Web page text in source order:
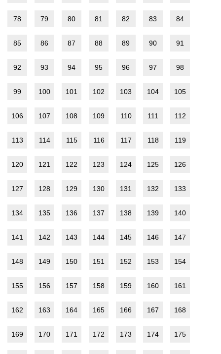
78 79 80 81 82 83 84
85 86 87 88 89 90 91
92 93 94 95 96 97 98
99 100 101 102 103 104 105
106 107 108 109 110 111 112
113 114 115 116 117 118 119
120 121 122 123 124 125 126
127 128 129 130 131 132 133
134 135 136 137 138 139 140
141 142 143 144 145 146 147
148 149 150 151 152 153 154
155 156 157 158 159 160 161
162 163 164 165 166 167 168
169 170 171 172 173 174 175